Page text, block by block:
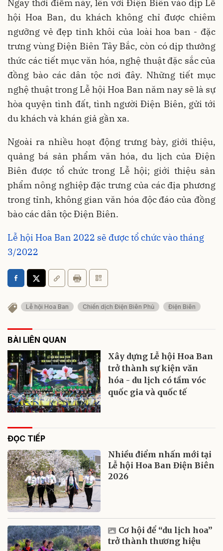
Ngay thời điểm này, lên với Điện Biên vào dịp Lễ
hội Hoa Ban, du khách không chỉ được chiêm
ngưỡng vẻ đẹp tinh khôi của loài hoa ban - đặc
trưng vùng Điện Biên Tây Bắc, còn có dịp thưởng
thức các tiết mục văn hóa, nghệ thuật đặc sắc của
đồng bào các dân tộc nơi đây. Những tiết mục
nghệ thuật trong Lễ hội Hoa Ban năm nay sẽ là sự
hòa quyện tình đất, tình người Điện Biên, gửi tới
du khách và khán giả gần xa.
Ngoài ra nhiều hoạt động trưng bày, giới thiệu,
quảng bá sản phẩm văn hóa, du lịch của Điện
Biên được tổ chức trong Lễ hội; giới thiệu sản
phẩm nông nghiệp đặc trưng của các địa phương
trong tỉnh, không gian văn hóa độc đáo của đồng
bào các dân tộc Điện Biên.
Lễ hội Hoa Ban 2022 sẽ được tổ chức vào tháng
3/2022
Lễ hội Hoa Ban Chiến dịch Điện Biên Phủ Điện Biên
BÀI LIÊN QUAN
Xây dựng Lễ hội Hoa Ban
trở thành sự kiện văn
hóa - du lịch có tầm vóc
quốc gia và quốc tế
ĐỌC TIẾP
Nhiều điểm nhấn mới tại
Lễ hội Hoa Ban Điện Biên
2026
Cơ hội để “du lịch hoa”
trở thành thương hiệu